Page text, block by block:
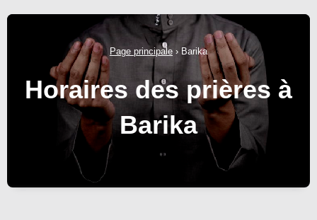
Page principale › Barika
Horaires des prières à
Barika